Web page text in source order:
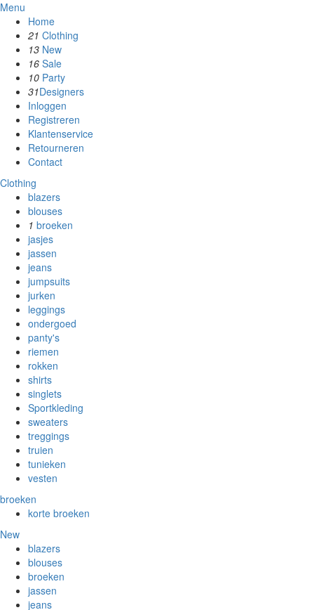
Menu
Home
21 Clothing
13 New
16 Sale
10 Party
31Designers
Inloggen
Registreren
Klantenservice
Retourneren
Contact
Clothing
blazers
blouses
1 broeken
jasjes
jassen
jeans
jumpsuits
jurken
leggings
ondergoed
panty's
riemen
rokken
shirts
singlets
Sportkleding
sweaters
treggings
truien
tunieken
vesten
broeken
korte broeken
New
blazers
blouses
broeken
jassen
jeans